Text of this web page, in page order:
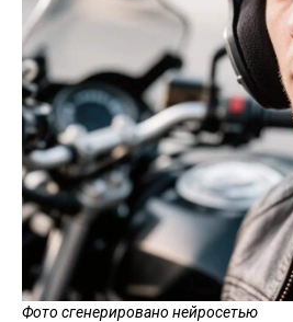
Фото сгенерировано нейросетью